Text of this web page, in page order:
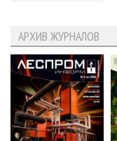
АРХИВ ЖУРНАЛОВ